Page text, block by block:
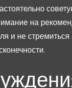
на
и не стремиться